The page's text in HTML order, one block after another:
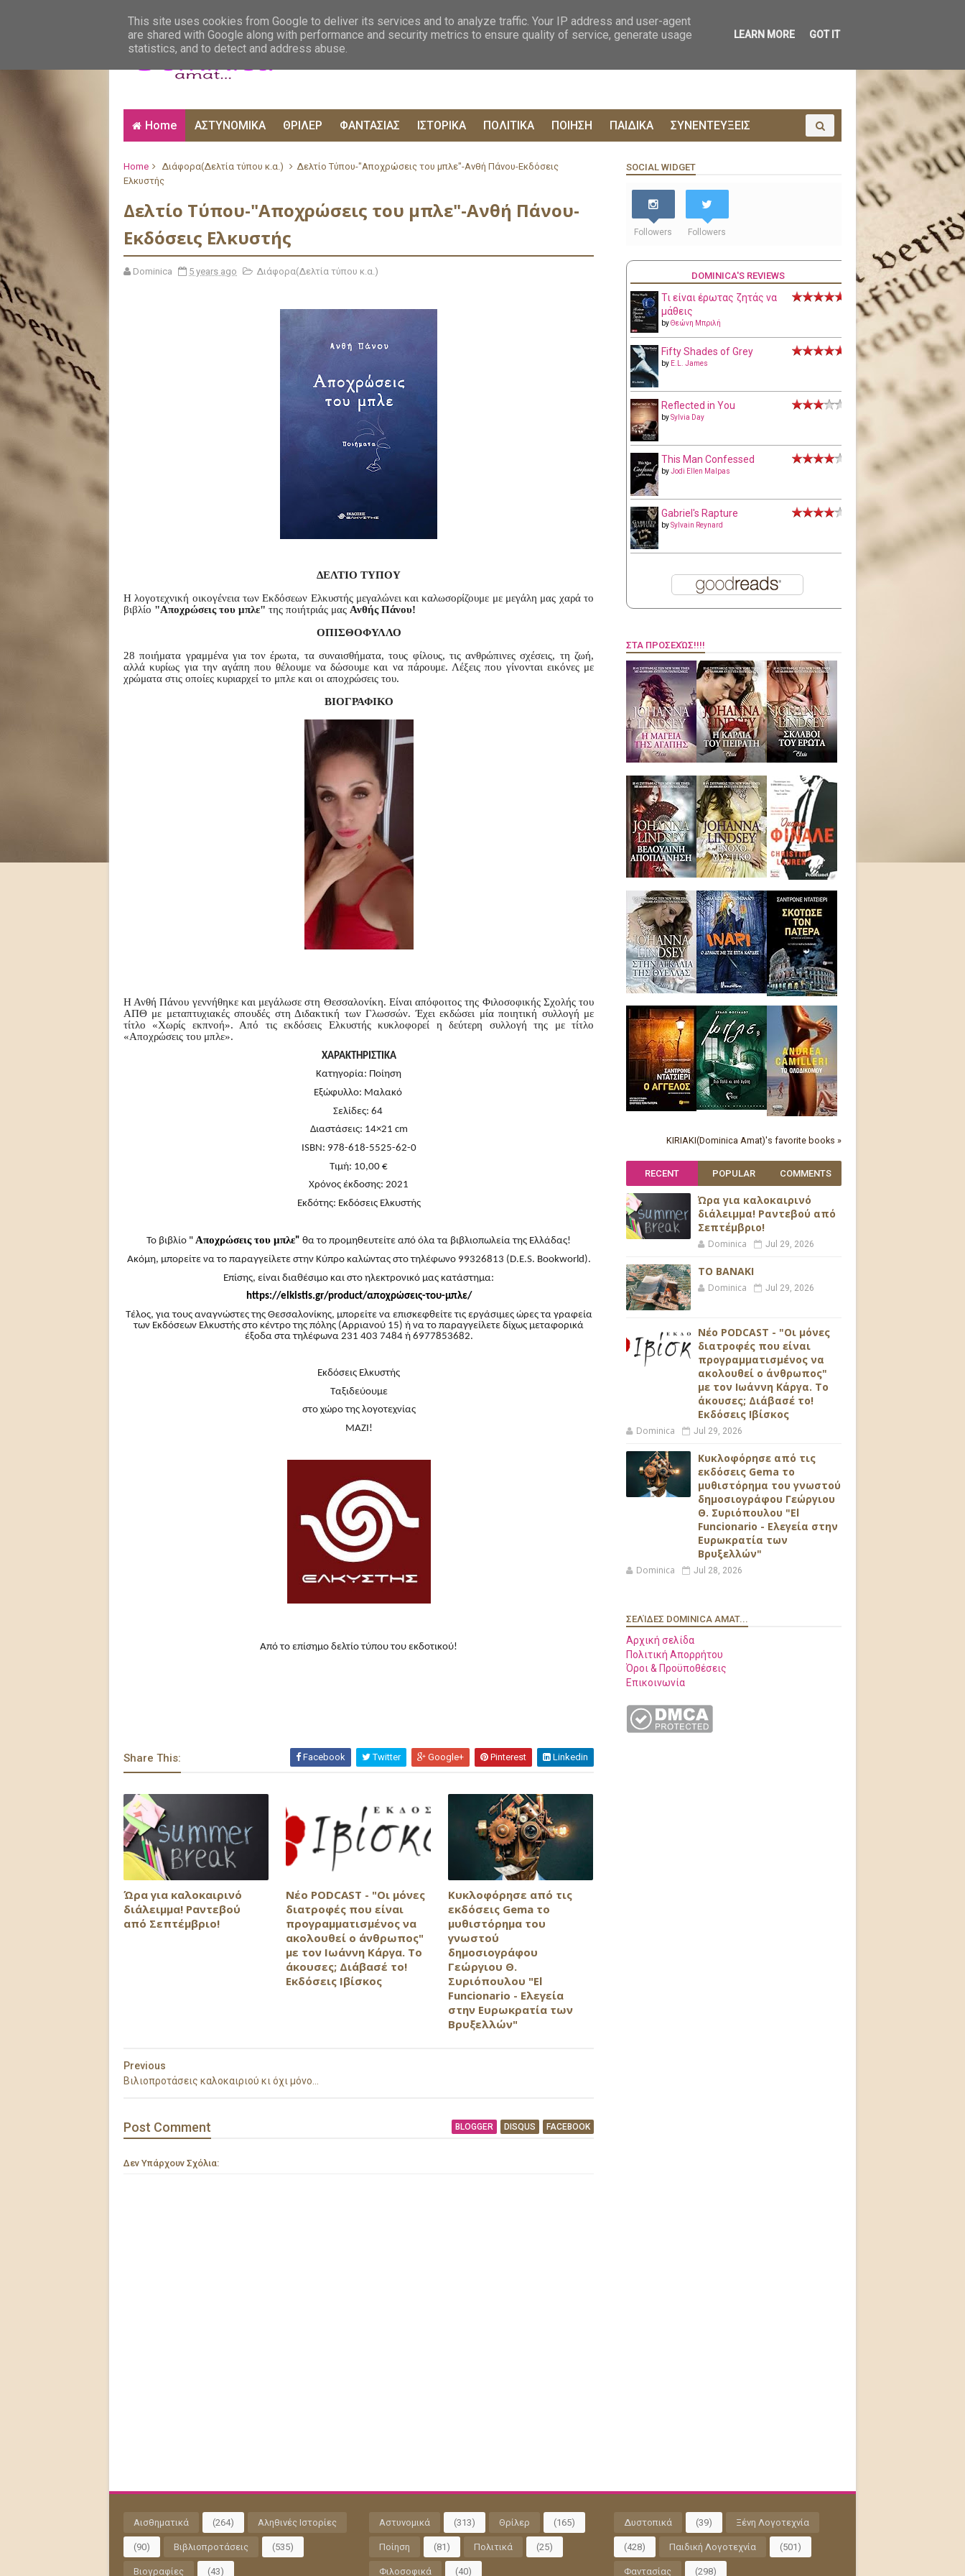
Home ΑΣΤΥΝΟΜΙΚΑ ΘΡΙΛΕΡ ΦΑΝΤΑΣΙΑΣ ΙΣΤΟΡΙΚΑ ΠΟΛΙΤΙΚΑ ΠΟΙΗΣΗ ΠΑΙΔΙΚΑ ΣΥΝΕΝΤΕΥΞΕΙΣ
Home Διάφορα(Δελτία τύπου κ.α.)
Δελτίο Τύπου-"Αποχρώσεις του μπλε"-Ανθή Πάνου-Εκδόσεις
Ελκυστής
Δελτίο Τύπου-"Αποχρώσεις του μπλε"-Ανθή Πάνου-
Εκδόσεις Ελκυστής
Dominica 5 years ago Διάφορα(Δελτία τύπου κ.α.)
ΔΕΛΤΙΟ ΤΥΠΟΥ
Η λογοτεχνική οικογένεια των Εκδόσεων Ελκυστής μεγαλώνει και καλωσορίζουμε με μεγάλη μας χαρά το
βιβλίο "Αποχρώσεις του μπλε" της ποιήτριάς μας Ανθής Πάνου!
ΟΠΙΣΘΟΦΥΛΛΟ
28 ποιήματα γραμμένα για τον έρωτα, τα συναισθήματα, τους φίλους, τις ανθρώπινες σχέσεις, τη ζωή,
αλλά κυρίως για την αγάπη που θέλουμε να δώσουμε και να πάρουμε. Λέξεις που γίνονται εικόνες με
χρώματα στις οποίες κυριαρχεί το μπλε και οι αποχρώσεις του.
ΒΙΟΓΡΑΦΙΚΟ
Η Ανθή Πάνου γεννήθηκε και μεγάλωσε στη Θεσσαλονίκη. Είναι απόφοιτος της Φιλοσοφικής Σχολής του
ΑΠΘ με μεταπτυχιακές σπουδές στη Διδακτική των Γλωσσών. Έχει εκδώσει μία ποιητική συλλογή με
τίτλο «Χωρίς εκπνοή». Από τις εκδόσεις Ελκυστής κυκλοφορεί η δεύτερη συλλογή της με τίτλο
«Αποχρώσεις του μπλε».
ΧΑΡΑΚΤΗΡΙΣΤΙΚΑ
Κατηγορία: Ποίηση
Εξώφυλλο: Μαλακό
Σελίδες: 64
Διαστάσεις: 14×21 cm
ISBN: 978-618-5525-62-0
Τιμή: 10,00 €
Χρόνος έκδοσης: 2021
Εκδότης: Εκδόσεις Ελκυστής
Το βιβλίο " Αποχρώσεις του μπλε" θα το προμηθευτείτε από όλα τα βιβλιοπωλεία της Ελλάδας!
Ακόμη, μπορείτε να το παραγγείλετε στην Κύπρο καλώντας στο τηλέφωνο 99326813 (D.E.S. Bookworld).
Επίσης, είναι διαθέσιμο και στο ηλεκτρονικό μας κατάστημα:
https://elkistis.gr/product/αποχρώσεις-του-μπλε/
Τέλος, για τους αναγνώστες της Θεσσαλονίκης, μπορείτε να επισκεφθείτε τις εργάσιμες ώρες τα γραφεία
των Εκδόσεων Ελκυστής στο κέντρο της πόλης (Αρριανού 15) ή να το παραγγείλετε δίχως μεταφορικά
έξοδα στα τηλέφωνα 231 403 7484 ή 6977853682.
Εκδόσεις Ελκυστής
Ταξιδεύουμε
στο χώρο της λογοτεχνίας
ΜΑΖΙ!
Από το επίσημο δελτίο τύπου του εκδοτικού!
Share This: Facebook Twitter Google+ Pinterest Linkedin
Ώρα για καλοκαιρινό
διάλειμμα! Ραντεβού
από Σεπτέμβριο!
Νέο PODCAST - "Οι μόνες
διατροφές που είναι
προγραμματισμένος να
ακολουθεί ο άνθρωπος"
με τον Ιωάννη Κάργα. Το
άκουσες; Διάβασέ το!
Εκδόσεις Ιβίσκος
Κυκλοφόρησε από τις
εκδόσεις Gema το
μυθιστόρημα του
γνωστού
δημοσιογράφου
Γεώργιου Θ.
Συριόπουλου "El
Funcionario - Ελεγεία
στην Ευρωκρατία των
Βρυξελλών"
Previous
Βιλιοπροτάσεις καλοκαιριού κι όχι μόνο...
Post Comment BLOGGER DISQUS FACEBOOK
Δεν Υπάρχουν Σχόλια:
SOCIAL WIDGET
Followers Followers
DOMINICA'S REVIEWS
Τι είναι έρωτας ζητάς να
μάθεις
byΘεώνη Μπριλή
Fifty Shades of Grey
by E.L. James
Reflected in You
bySylvia Day
This Man Confessed
byJodi Ellen Malpas
Gabriel's Rapture
bySylvain Reynard
ΣΤΑ ΠΡΟΣΕΧΏΣ!!!!
KIRIAKI(Dominica Amat)'s favorite books »
RECENT POPULAR COMMENTS
Ώρα για καλοκαιρινό
διάλειμμα! Ραντεβού από
Σεπτέμβριο!
Dominica Jul 29, 2026
ΤΟ ΒΑΝΑΚΙ
Dominica Jul 29, 2026
Νέο PODCAST - "Οι μόνες
διατροφές που είναι
προγραμματισμένος να
ακολουθεί ο άνθρωπος"
με τον Ιωάννη Κάργα. Το
άκουσες; Διάβασέ το!
Εκδόσεις Ιβίσκος
Dominica Jul 29, 2026
Κυκλοφόρησε από τις
εκδόσεις Gema το
μυθιστόρημα του γνωστού
δημοσιογράφου Γεώργιου
Θ. Συριόπουλου "El
Funcionario - Ελεγεία στην
Ευρωκρατία των
Βρυξελλών"
Dominica Jul 28, 2026
ΣΕΛΊΔΕΣ DOMINICA AMAT...
Αρχική σελίδα
Πολιτική Απορρήτου
Όροι & Προϋποθέσεις
Επικοινωνία
Αισθηματικά (264) Αληθινές Ιστορίες
(90) Βιβλιοπροτάσεις (535)
Βιογραφίες (43)
Αστυνομικά (313) Θρίλερ (165)
Ποίηση (81) Πολιτικά (25)
Φιλοσοφικά (40)
Δυστοπικά (39) Ξένη Λογοτεχνία
(428) Παιδική Λογοτεχνία (501)
Φαντασίας (298)
This site uses cookies from Google to deliver its services and to analyze traffic. Your IP address and user-agent
are shared with Google along with performance and security metrics to ensure quality of service, generate usage
statistics, and to detect and address abuse.
LEARN MORE GOT IT